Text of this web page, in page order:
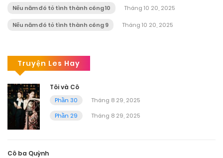
Nếu năm đó tỏ tình thành công 10 Tháng 10 20, 2025
Nếu năm đó tỏ tình thành công 9 Tháng 10 20, 2025
Truyện Les Hay
Tôi và Cô
Phần 30
Tháng 8 29, 2025
Phần 29
Tháng 8 29, 2025
Cô ba Quỳnh